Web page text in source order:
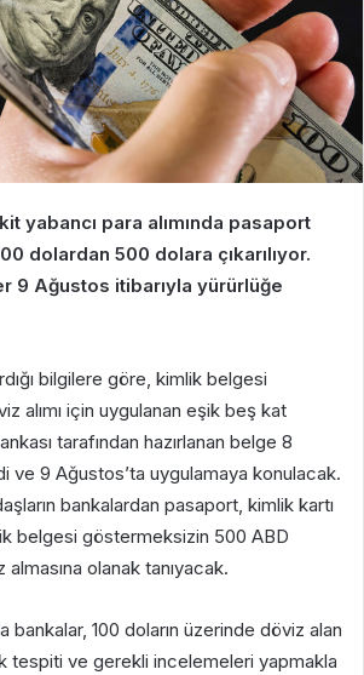
yabancı para alımında pasaport
dolardan 500 dolara çıkarılıyor.
9 Ağustos itibarıyla yürürlüğe
bilgilere göre, kimlik belgesi
alımı için uygulanan eşik beş kat
tarafından hazırlanan belge 8
ve 9 Ağustos’ta uygulamaya konulacak.
bankalardan pasaport, kimlik kartı
belgesi göstermeksizin 500 ABD
olanak tanıyacak.
bankalar, 100 doların üzerinde döviz alan
tespiti ve gerekli incelemeleri yapmakla